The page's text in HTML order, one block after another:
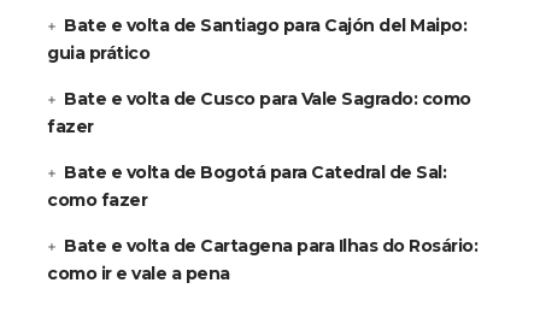
Bate e volta de Santiago para Cajón del Maipo:
guia prático
Bate e volta de Cusco para Vale Sagrado: como
fazer
Bate e volta de Bogotá para Catedral de Sal:
como fazer
Bate e volta de Cartagena para Ilhas do Rosário:
como ir e vale a pena